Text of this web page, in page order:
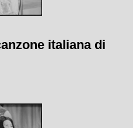
italiana di